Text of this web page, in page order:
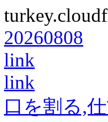
20260808
link
link
口を割る,